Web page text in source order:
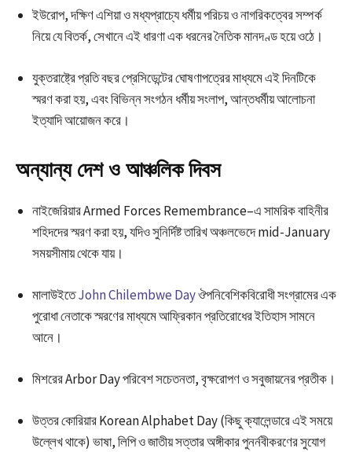
ইউরোপ, দক্ষিণ এশিয়া ও মধ্যপ্রাচ্যে ধর্মীয় পরিচয় ও নাগরিকত্বের সম্পর্ক
নিয়ে যে বিতর্ক, সেখানে এই ধারণা এক ধরনের নৈতিক মানদণ্ড হয়ে ওঠে।
যুক্তরাষ্ট্রে প্রতি বছর প্রেসিডেন্টের ঘোষণাপত্রের মাধ্যমে এই দিনটিকে
স্মরণ করা হয়, এবং বিভিন্ন সংগঠন ধর্মীয় সংলাপ, আন্তধর্মীয় আলোচনা
ইত্যাদি আয়োজন করে।
অন্যান্য দেশ ও আঞ্চলিক দিবস
নাইজেরিয়ার Armed Forces Remembrance–এ সামরিক বাহিনীর
শহিদদের স্মরণ করা হয়, যদিও সুনির্দিষ্ট তারিখ অঞ্চলভেদে mid-January
সময়সীমায় থেকে যায়।
মালাউইতেJohn Chilembwe Dayঔপনিবেশিকবিরোধী সংগ্রামের এক
পুরোধা নেতাকে স্মরণের মাধ্যমে আফ্রিকান প্রতিরোধের ইতিহাস সামনে
আনে।
মিশরের Arbor Day পরিবেশ সচেতনতা, বৃক্ষরোপণ ও সবুজায়নের প্রতীক।
উত্তর কোরিয়ার Korean Alphabet Day (কিছু ক্যালেন্ডারে এই সময়ে
উল্লেখ থাকে) ভাষা, লিপি ও জাতীয় সত্তার অঙ্গীকার পুনর্নবীকরণের সুযোগ